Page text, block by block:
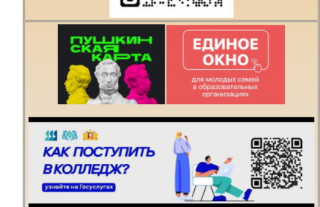
процесса или знаете,
как сделать техникум
лучше?
Написать о проблеме